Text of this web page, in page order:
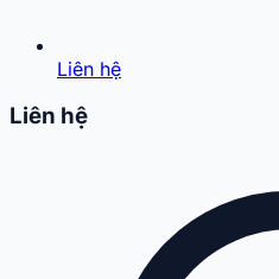
Liên hệ
Liên hệ